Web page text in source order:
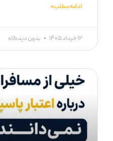
ادامه مطلب »
۱۲ خرداد ۱۴۰۵ بدون دیدگاه